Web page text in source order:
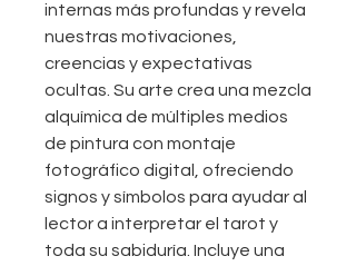
internas más profundas y revela
nuestras motivaciones,
creencias y expectativas
ocultas. Su arte crea una mezcla
alquímica de múltiples medios
de pintura con montaje
fotográfico digital, ofreciendo
signos y símbolos para ayudar al
lector a interpretar el tarot y
toda su sabiduría. Incluye una